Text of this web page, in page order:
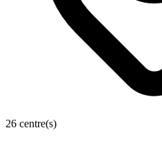
26 centre(s)